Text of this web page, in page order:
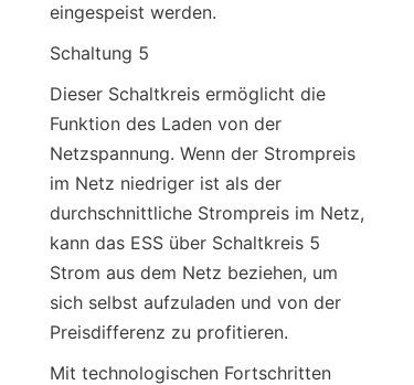
eingespeist werden.
Schaltung 5
Dieser Schaltkreis ermöglicht die
Funktion des Laden von der
Netzspannung. Wenn der Strompreis
im Netz niedriger ist als der
durchschnittliche Strompreis im Netz,
kann das ESS über Schaltkreis 5
Strom aus dem Netz beziehen, um
sich selbst aufzuladen und von der
Preisdifferenz zu profitieren.
Mit technologischen Fortschritten